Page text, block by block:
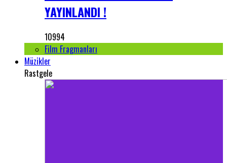
YAYINLANDI !
10994
Film Fragmanları
Müzikler
Rastgele